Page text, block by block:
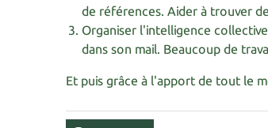
de références. Aider à trouver
Organiser l'intelligence
dans son mail. Beaucoup de
Et puis grâce à l'apport de tout le